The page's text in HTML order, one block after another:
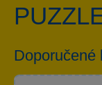
Doporučené